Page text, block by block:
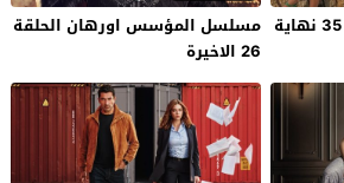
مسلسل الخليفة الحلقة 35 نهاية مسلسل المؤسس اورهان الحلقة
26 الاخيرة